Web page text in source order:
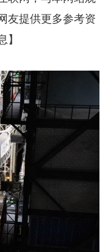
友提供更多参考资
】